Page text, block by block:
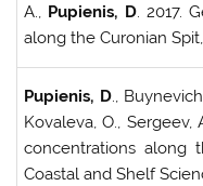
A., Pupienis, D. 2017.
along the Curonian
Pupienis, D.,
Kovaleva, O.,
concentrations along
Coastal and Shelf